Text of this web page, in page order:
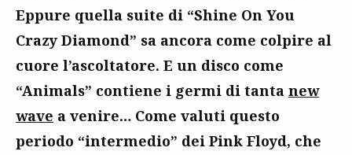
Eppure quella suite di “Shine On You
Crazy Diamond” sa ancora come colpire al
cuore l’ascoltatore. E un disco come
“Animals” contiene i germi di tanta new
wave a venire… Come valuti questo
periodo “intermedio” dei Pink Floyd, che